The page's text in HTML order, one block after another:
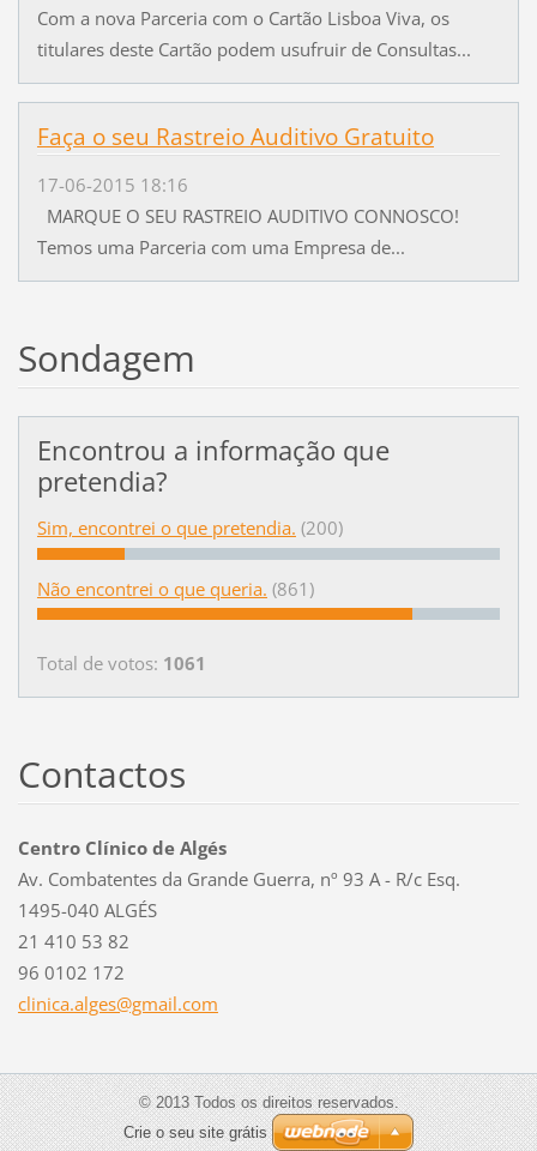
Com a nova Parceria com o Cartão Lisboa Viva, os
titulares deste Cartão podem usufruir de Consultas...
Faça o seu Rastreio Auditivo Gratuito
17-06-2015 18:16
MARQUE O SEU RASTREIO AUDITIVO CONNOSCO!
Temos uma Parceria com uma Empresa de...
Sondagem
Encontrou a informação que
pretendia?
Sim, encontrei o que pretendia. (200)
Não encontrei o que queria. (861)
Total de votos: 1061
Contactos
Centro Clínico de Algés
Av. Combatentes da Grande Guerra, nº 93 A - R/c Esq.
1495-040 ALGÉS
21 410 53 82
96 0102 172
clinica.alges@gmail.com
© 2013 Todos os direitos reservados.
Crie o seu site grátis